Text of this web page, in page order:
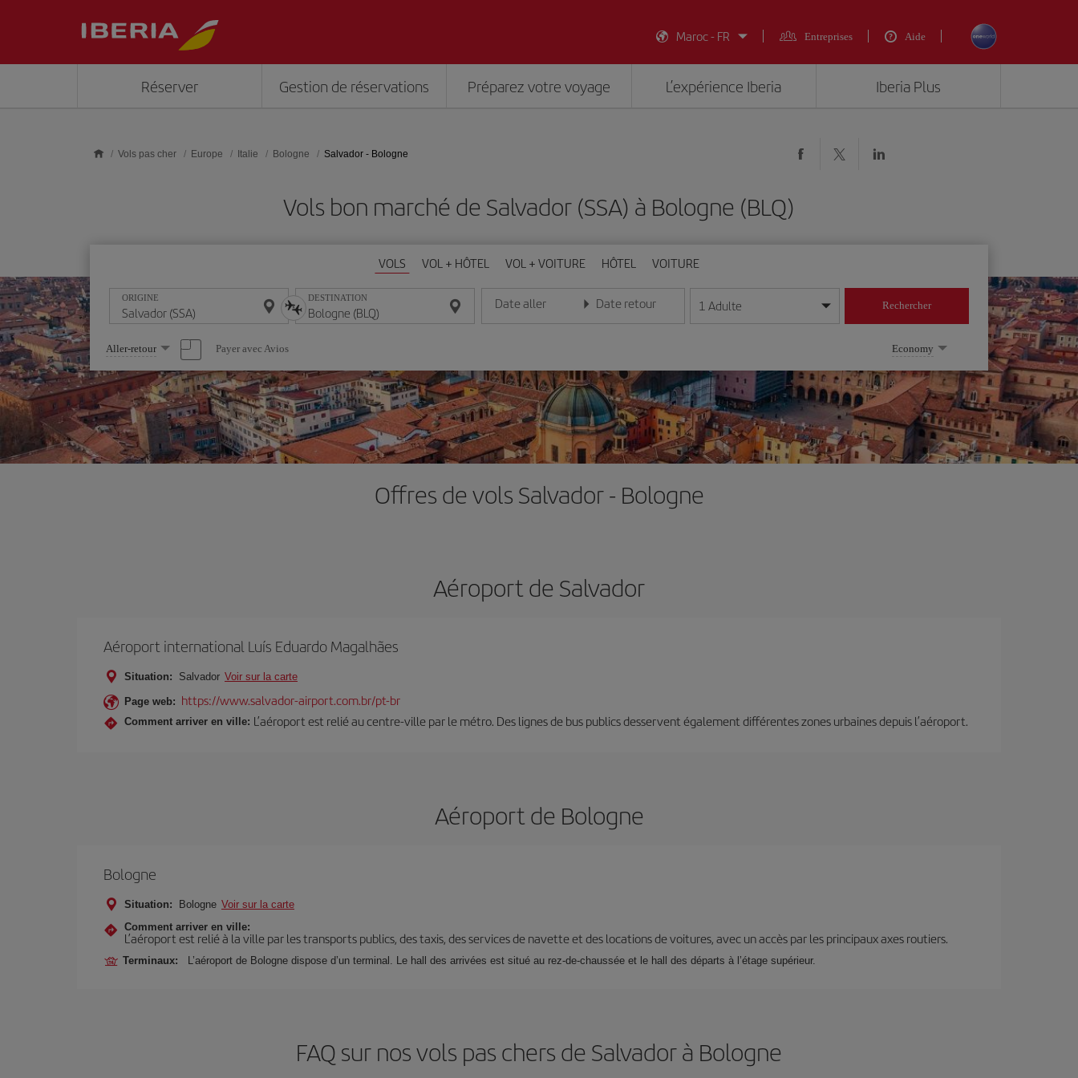
Maroc - FR
Entreprises Aide
Réserver Gestion de réservations Préparez votre voyage L’expérience Iberia Iberia Plus
Vols pas cher Europe Italie Bologne Salvador - Bologne
Vols bon marché de Salvador (SSA) à Bologne (BLQ)
VOLS VOL + HÔTEL VOL + VOITURE HÔTEL VOITURE
ORIGINE DESTINATION Date aller
Entrez la date au format jour/mois/année
Date retour
Entrez la date au format jour/mois/année
1 Adulte Rechercher
Sélectionnez
une
option
Aller-retour Payer avec Avios Economy
Offres de vols Salvador - Bologne
Aéroport de Salvador
Aéroport international Luís Eduardo Magalhães
Situation: Salvador Voir sur la carte
Page web: https://www.salvador-airport.com.br/pt-br
Comment arriver en ville: L’aéroport est relié au centre-ville par le métro. Des lignes de bus publics desservent également différentes zones urbaines depuis l’aéroport.
Aéroport de Bologne
Bologne
Situation: Bologne Voir sur la carte
Comment arriver en ville:
L’aéroport est relié à la ville par les transports publics, des taxis, des services de navette et des locations de voitures, avec un accès par les principaux axes routiers.
Terminaux: L’aéroport de Bologne dispose d’un terminal. Le hall des arrivées est situé au rez-de-chaussée et le hall des départs à l’étage supérieur.
FAQ sur nos vols pas chers de Salvador à Bologne